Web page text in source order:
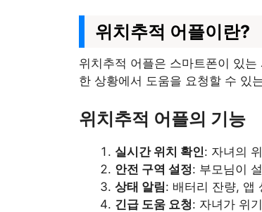
위치추적 어플이란?
위치추적 어플은 스마트폰이 있
한 상황에서 도움을 요청할 수 있
위치추적 어플의 기능
실시간 위치 확인: 자녀의
안전 구역 설정: 부모님이
상태 알림: 배터리 잔량, 앱
긴급 도움 요청: 자녀가 위